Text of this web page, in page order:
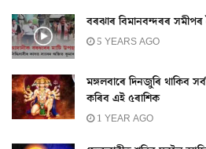
বৰঝাৰ বিমানবন্দৰৰ সমীপৰ
5 YEARS AGO
মঙ্গলবাৰে দিনজুৰি থাকিব
কৰিব এই ৫ৰাশিক
1 YEAR AGO